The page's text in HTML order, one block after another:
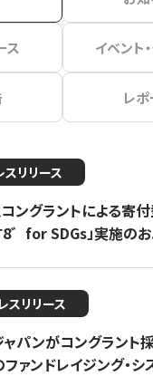
ス イベント
レポ
スリリース
ングラントによる寄
8゛for SDGs」実施の
スリリース
ャパンがコングラント
ァンドレイジング・シ